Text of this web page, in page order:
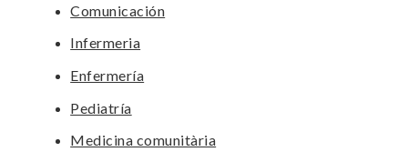
Comunicación
Infermeria
Enfermería
Pediatría
Medicina comunitària